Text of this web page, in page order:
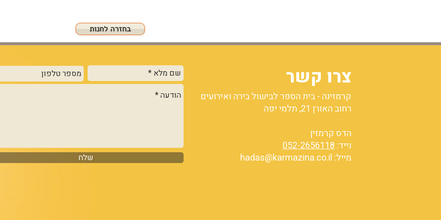
בחזרה לחנות
שלח
קרמזינה - בית הספר לבישול בירה ואירועים
רחוב האורן 21, תלמי יפה
הדס קרמזין
נייד:052-2656118
מייל: hadas@karmazina.co.il
צרו קשר